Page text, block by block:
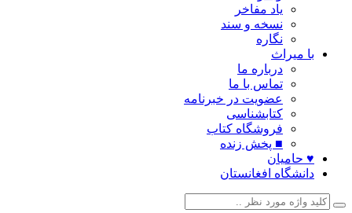
یاد مفاخر
نسخه و سند
نگاره
با میراث
درباره ما
تماس با ما
عضویت در خبرنامه
کتابشناسی
فروشگاه کتاب
■ پخش زنده
♥ حامیان
دانشگاه افغانستان